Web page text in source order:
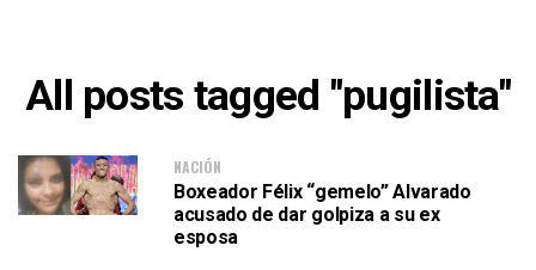
All posts tagged "pugilista"
NACIÓN
Boxeador Félix “gemelo” Alvarado
acusado de dar golpiza a su ex
esposa